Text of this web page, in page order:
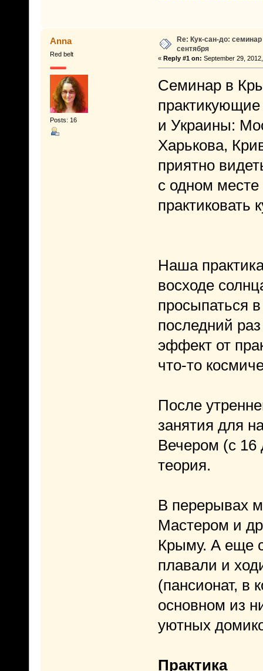
Anna
Red belt
Posts: 16
Re: Кук-сан-до:
сентября
« Reply #1 on: September 29,
Семинар в
практикующие
и Украины:
Харькова,
приятно
с одном
практиковать
Наша
восходе
просыпаться
последний
эффект от
что-то
После
занятия для
Вечером (с 16
теория.
В перерывах
Мастером и
Крыму. А еще
плавали и
(пансионат, в
основном из
уютных
Практика